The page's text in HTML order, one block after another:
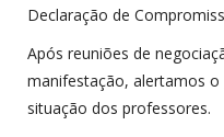
Declaração de
Após reuniões de
manifestação, alertamos
situação dos professores.